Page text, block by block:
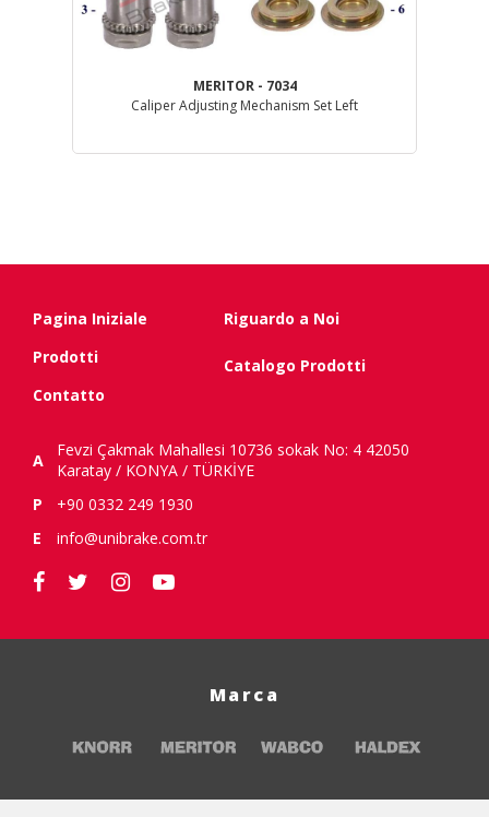
MERITOR - 7034
Caliper Adjusting Mechanism Set Left
Pagina Iniziale
Riguardo a Noi
Prodotti
Catalogo Prodotti
Contatto
A
Fevzi Çakmak Mahallesi 10736 sokak No: 4 42050
Karatay / KONYA / TÜRKİYE
P
+90 0332 249 1930
E
info@unibrake.com.tr
Marca